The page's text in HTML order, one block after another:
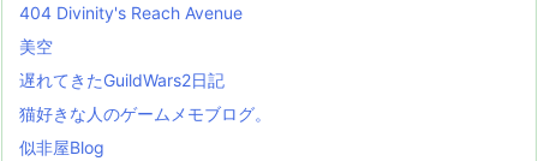
404 Divinity's Reach Avenue
美空
遅れてきたGuildWars2日記
猫好きな人のゲームメモブログ。
似非屋Blog